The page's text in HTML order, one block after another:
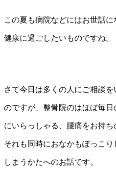
この夏も病院などにはお世話に
健康に過ごしたいものですね。
さて今日は多くの人にご相談を
のですが、整骨院のはほぼ毎日
にいらっしゃる、腰痛をお持ち
それも同時におなかもぽっこり
しまうかたへのお話です。